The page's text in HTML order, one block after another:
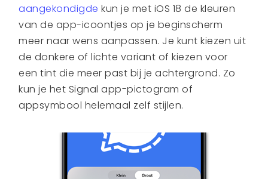
aangekondigde kun je met iOS 18 de kleuren
van de app-icoontjes op je beginscherm
meer naar wens aanpassen. Je kunt kiezen uit
de donkere of lichte variant of kiezen voor
een tint die meer past bij je achtergrond. Zo
kun je het Signal app-pictogram of
appsymbool helemaal zelf stijlen.